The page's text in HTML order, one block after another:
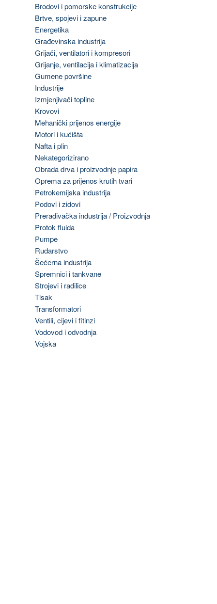
Brodovi i pomorske konstrukcije
Brtve, spojevi i zapune
Energetika
Građevinska industrija
Grijači, ventilatori i kompresori
Grijanje, ventilacija i klimatizacija
Gumene površine
Industrije
Izmjenjivači topline
Krovovi
Mehanički prijenos energije
Motori i kućišta
Nafta i plin
Nekategorizirano
Obrada drva i proizvodnje papira
Oprema za prijenos krutih tvari
Petrokemijska industrija
Podovi i zidovi
Prerađivačka industrija / Proizvodnja
Protok fluida
Pumpe
Rudarstvo
Šećerna industrija
Spremnici i tankvane
Strojevi i radilice
Tisak
Transformatori
Ventili, cijevi i fitinzi
Vodovod i odvodnja
Vojska